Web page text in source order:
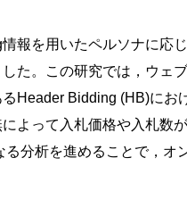
報を用いたペルソナに応
た。この研究では，ウェ
Header Bidding (HB)にお
よって入札価格や入札数
分析を進めることで，オ